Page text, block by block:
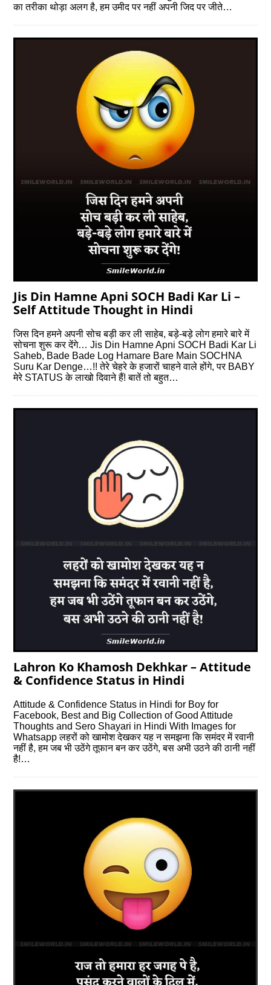
का तरीका थोड़ा अलग है, हम उमीद पर नहीं अपनी जिद पर जीते…
Jis Din Hamne Apni SOCH Badi Kar Li –
Self Attitude Thought in Hindi
जिस दिन हमने अपनी सोच बड़ी कर ली साहेब, बड़े-बड़े लोग हमारे बारे में
सोचना शुरू कर देंगे… Jis Din Hamne Apni SOCH Badi Kar Li
Saheb, Bade Bade Log Hamare Bare Main SOCHNA
Suru Kar Denge…!! तेरे चेहरे के हजारों चाहने वाले होंगे, पर BABY
मेरे STATUS के लाखो दिवाने हैं! बातें तो बहुत…
Lahron Ko Khamosh Dekhkar – Attitude
& Confidence Status in Hindi
Attitude & Confidence Status in Hindi for Boy for
Facebook, Best and Big Collection of Good Attitude
Thoughts and Sero Shayari in Hindi With Images for
Whatsapp लहरों को खामोश देखकर यह न समझना कि समंदर में रवानी
नहीं है, हम जब भी उठेंगे तूफान बन कर उठेंगे, बस अभी उठने की ठानी नहीं
है!…